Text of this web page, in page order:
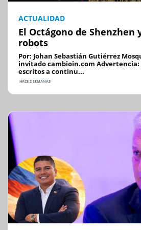
ACTUALIDAD
El Octágono de Shenzhen
robots
Por: Johan Sebastián Gutiérrez
invitado cambioin.com
escritos a continu...
HACE 2 SEMANAS